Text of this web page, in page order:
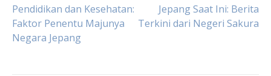
Post
navigation
Pendidikan dan Kesehatan:
Faktor Penentu Majunya
Negara Jepang
Jepang Saat Ini: Berita
Terkini dari Negeri Sakura